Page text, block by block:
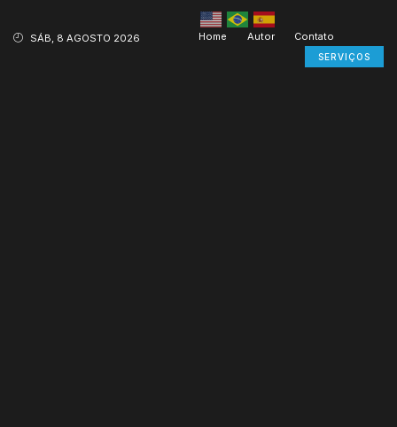
SÁB, 8 AGOSTO 2026 Home Autor Contato
SERVIÇOS